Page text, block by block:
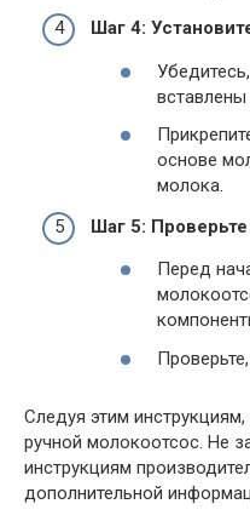
Шаг 4:
основе
молока.
Шаг 5:
Перед
Следуя этим
ручной молокоотсос. Не
инструкциям
дополнительной